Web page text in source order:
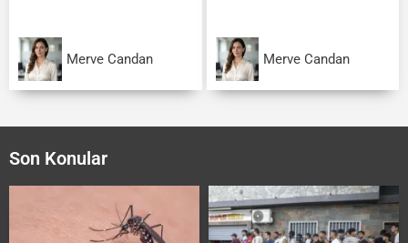
Merve Candan Merve Candan
Son Konular